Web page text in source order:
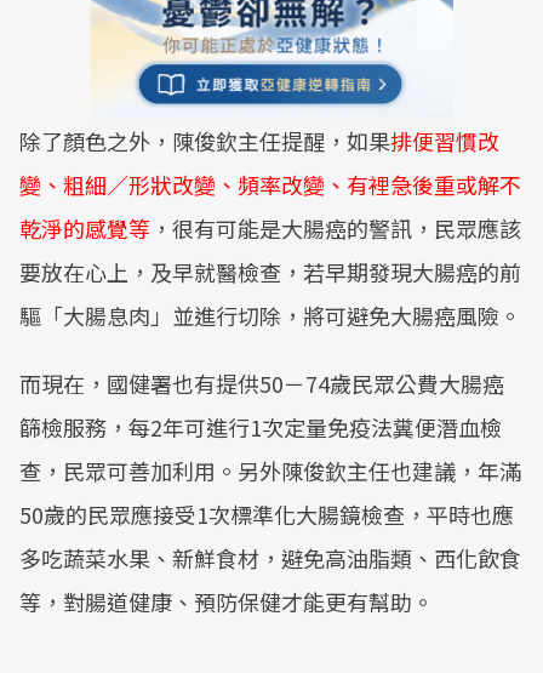
除了顏色之外，陳俊欽主任提醒，如果排便習慣改
變、粗細／形狀改變、頻率改變、有裡急後重或解不
乾淨的感覺等 ，很有可能是大腸癌的警訊，民眾應該
要放在心上，及早就醫檢查，若早期發現大腸癌的前
驅「大腸息肉」並進行切除，將可避免大腸癌風險。
而現在，國健署也有提供50－74歲民眾公費大腸癌
篩檢服務，每2年可進行1次定量免疫法糞便潛血檢
查，民眾可善加利用。另外陳俊欽主任也建議，年滿
50歲的民眾應接受1次標準化大腸鏡檢查，平時也應
多吃蔬菜水果、新鮮食材，避免高油脂類、西化飲食
等，對腸道健康、預防保健才能更有幫助。